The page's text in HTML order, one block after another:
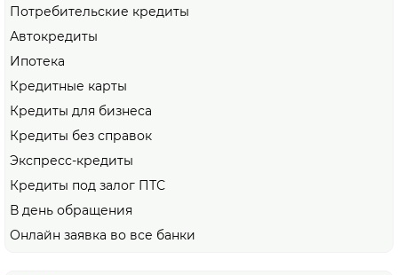
Потребительские кредиты
Автокредиты
Ипотека
Кредитные карты
Кредиты для бизнеса
Кредиты без справок
Экспресс-кредиты
Кредиты под залог ПТС
В день обращения
Онлайн заявка во все банки